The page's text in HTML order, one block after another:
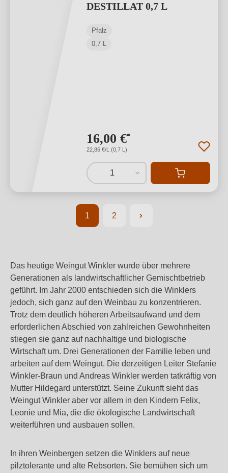
DESTILLAT 0,7 L
Pfalz
0,7 L
16,00 €*
22,86 €/L (0,7 L)
1
Seite
1
Seite
2
Das heutige Weingut Winkler wurde über mehrere
Generationen als landwirtschaftlicher Gemischtbetrieb
geführt. Im Jahr 2000 entschieden sich die Winklers
jedoch, sich ganz auf den Weinbau zu konzentrieren.
Trotz dem deutlich höheren Arbeitsaufwand und dem
erforderlichen Abschied von zahlreichen Gewohnheiten
stiegen sie ganz auf nachhaltige und biologische
Wirtschaft um. Drei Generationen der Familie leben und
arbeiten auf dem Weingut. Die derzeitigen Leiter Stefanie
Winkler-Braun und Andreas Winkler werden tatkräftig von
Mutter Hildegard unterstützt. Seine Zukunft sieht das
Weingut Winkler aber vor allem in den Kindern Felix,
Leonie und Mia, die die ökologische Landwirtschaft
weiterführen und ausbauen sollen.
In ihren Weinbergen setzen die Winklers auf neue
pilztolerante und alte Rebsorten. Sie bemühen sich um